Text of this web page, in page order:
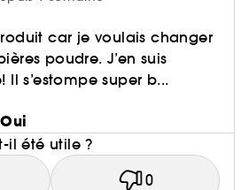
car je voulais changer
poudre. J’en suis
s’estompe super b...
il été utile ?
0